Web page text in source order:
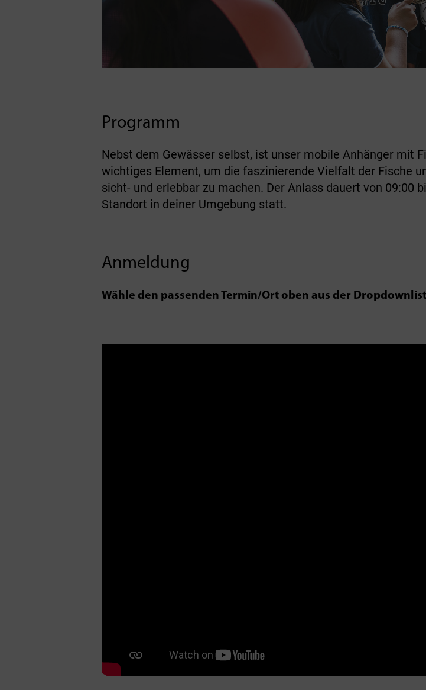
Programm
Nebst dem Gewässer selbst, ist unser mobile Anhänger mit
wichtiges Element, um die faszinierende Vielfalt der Fische
sicht- und erlebbar zu machen. Der Anlass dauert von 09:00
Standort in deiner Umgebung statt.
Anmeldung
Wähle den passenden Termin/Ort oben aus der